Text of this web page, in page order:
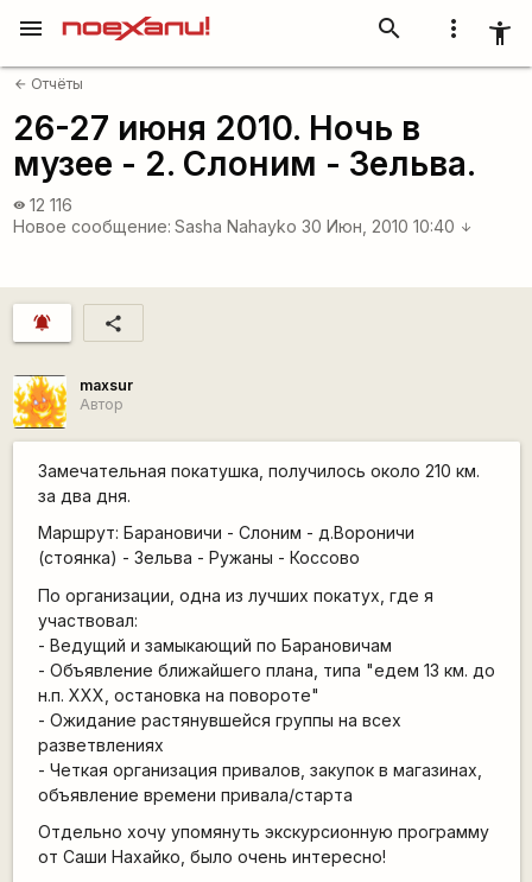
more_vert accessibility_new
search
menu
arrow_back Отчёты
26-27 июня 2010. Ночь в
музее - 2. Слоним - Зельва.
visibility 12 116
Новое сообщение: Sasha Nahayko 30 Июн, 2010 10:40 arrow_downward
notifications_active share
maxsur
Автор
Замечательная покатушка, получилось около 210 км.
за два дня.
Маршрут: Барановичи - Слоним - д.Вороничи
(стоянка) - Зельва - Ружаны - Коссово
По организации, одна из лучших покатух, где я
участвовал:
- Ведущий и замыкающий по Барановичам
- Объявление ближайшего плана, типа "едем 13 км. до
н.п. XXX, остановка на повороте"
- Ожидание растянувшейся группы на всех
разветвлениях
- Четкая организация привалов, закупок в магазинах,
объявление времени привала/старта
Отдельно хочу упомянуть экскурсионную программу
от Саши Нахайко, было очень интересно!